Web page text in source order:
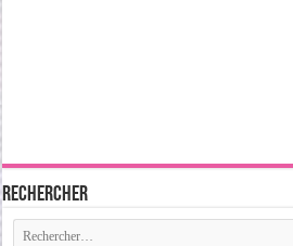
Rechercher